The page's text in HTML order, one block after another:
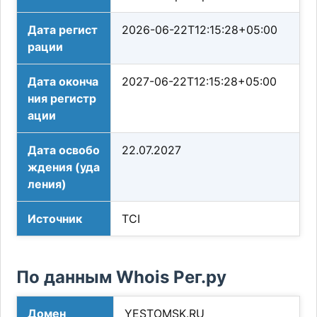
Дата регист
рации
2026-06-22T12:15:28+05:00
Дата оконча
ния регистр
ации
2027-06-22T12:15:28+05:00
Дата освобо
ждения (уда
ления)
22.07.2027
Источник TCI
По данным Whois Рег.ру
Домен YESTOMSK.RU